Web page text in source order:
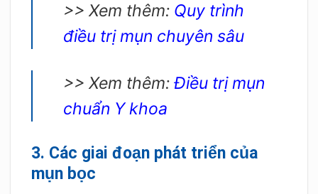
>> Xem thêm: Quy trình
điều trị mụn chuyên sâu
>> Xem thêm: Điều trị mụn
chuẩn Y khoa
3. Các giai đoạn phát triển của
mụn bọc